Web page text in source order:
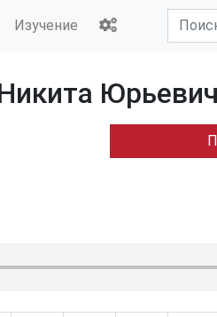
Изучение
Юрьевич